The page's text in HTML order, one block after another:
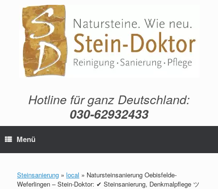
springen
Hotline für ganz Deutschland:
030-62932433
Menü
Steinsanierung » local » Natursteinsanierung Oebisfelde-
Weferlingen – Stein-Doktor: ✔ Steinsanierung, Denkmalpflege ツ